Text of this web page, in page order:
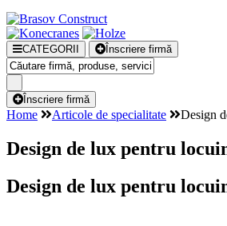
CATEGORII Înscriere firmă
Înscriere firmă
Home Articole de specialitate Design
Design de lux pentru
Design de lux pentru